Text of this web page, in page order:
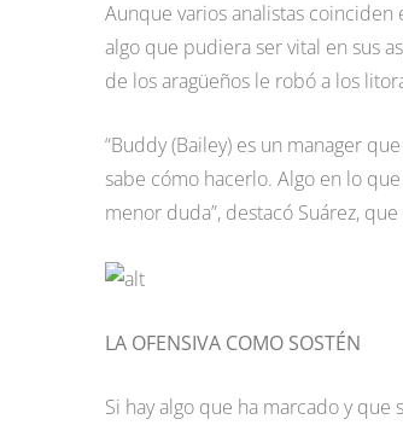
Aunque varios analistas
algo que pudiera ser vital en sus
de los aragüeños le robó a los
“Buddy (Bailey) es un manager
sabe cómo hacerlo. Algo en lo
menor duda”, destacó Suárez,
LA OFENSIVA COMO SOSTÉN
Si hay algo que ha marcado y